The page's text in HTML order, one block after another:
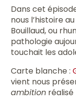
Dans cet
nous l’histoire
Bouillaud, ou
pathologie
touchait les
Carte blanche :
vient nous
ambition